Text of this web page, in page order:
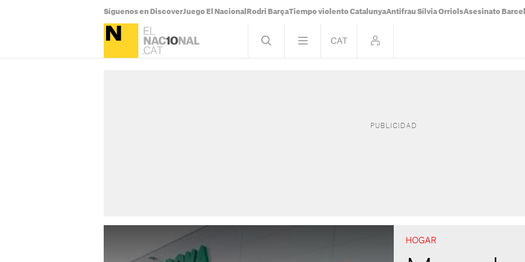
Síguenos en DiscoverJuego El Nacional Rodri BarçaTiempo violento CatalunyaAntifrau Sílvia OrriolsAsesinato
HOGAR